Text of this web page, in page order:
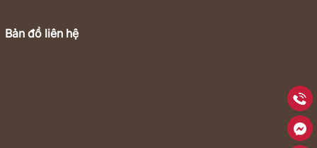
Bản đồ liên hệ